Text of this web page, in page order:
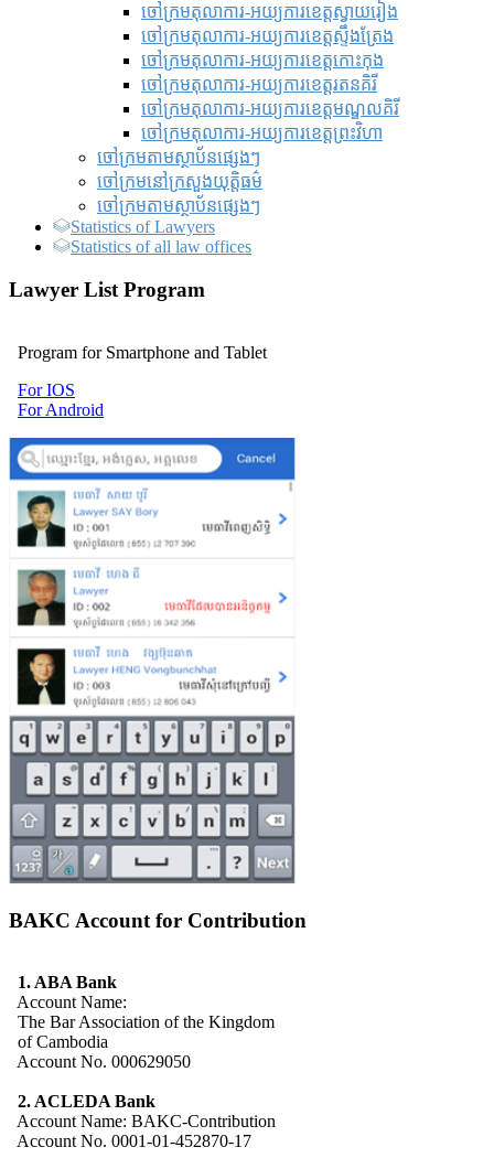
ចៅក្រមតុលាការ-អយ្យការខេត្តស្វាយរៀង
ចៅក្រមតុលាការ-អយ្យការខេត្តស្ទឹងត្រែង
ចៅក្រមតុលាការ-អយ្យការខេត្តកោះកុង
ចៅក្រមតុលាការ-អយ្យការខេត្តរតនគិរី
ចៅក្រមតុលាការ-អយ្យការខេត្តមណ្ឌលគិរី
ចៅក្រមតុលាការ-អយ្យការខេត្តព្រះវិហា
ចៅក្រមតាមស្ថាប័នផ្សេងៗ
ចៅក្រមនៅក្រសួងយុត្តិធម៌
ចៅក្រមតាមស្ថាប័នផ្សេងៗ
Statistics of Lawyers
Statistics of all law offices
Lawyer List Program
Program for Smartphone and Tablet
For IOS
For Android
BAKC Account for Contribution
1. ABA Bank
Account Name:
The Bar Association of the Kingdom
of Cambodia
Account No. 000629050
2. ACLEDA Bank
Account Name: BAKC-Contribution
Account No. 0001-01-452870-17